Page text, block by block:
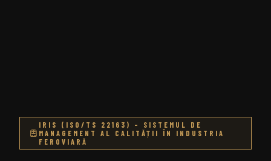
IRIS (ISO/TS 22163) – SISTEMUL DE
MANAGEMENT AL CALITĂȚII ÎN INDUSTRIA
FEROVIARĂ